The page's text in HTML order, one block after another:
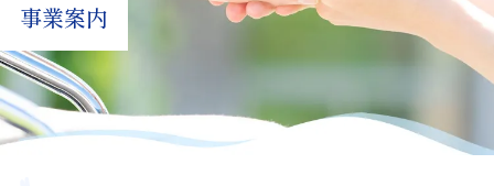
ゲ
ー
シ
ョ
ー
シ
ョ
ン
事業案内